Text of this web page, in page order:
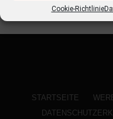
Cookie-Richtlinie
STARTSEITE